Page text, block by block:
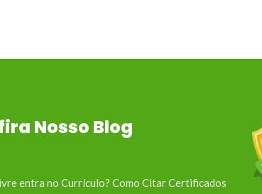
Nosso Blog
entra no Currículo? Como Citar Certificados